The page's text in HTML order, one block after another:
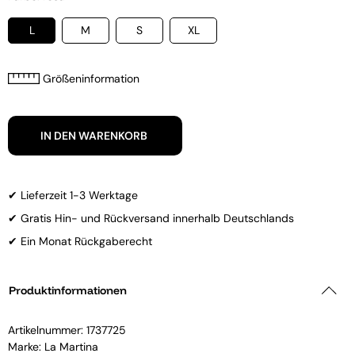
L M S XL
Größeninformation
IN DEN WARENKORB
✔ Lieferzeit 1-3 Werktage
✔ Gratis Hin- und Rückversand innerhalb Deutschlands
✔ Ein Monat Rückgaberecht
Produktinformationen
Artikelnummer: 1737725
Marke: La Martina